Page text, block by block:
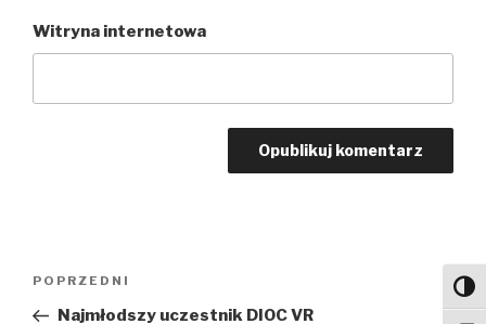
Witryna internetowa
Poprzedni
wpis
POPRZEDNI
Najmłodszy uczestnik DIOC VR